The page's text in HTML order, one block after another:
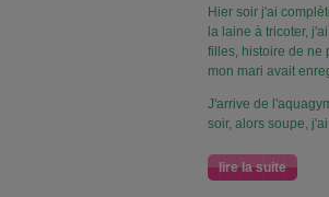
Hier soir j'ai
la laine à tricoter,
filles, histoire de ne
mon mari avait
J'arrive de
soir, alors soupe,
lire la suite